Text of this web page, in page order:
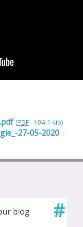
(PDF- 194.1 kio)
presentation_centrale_energie_-27-05-2020-e-hache.pdf
blоg
#